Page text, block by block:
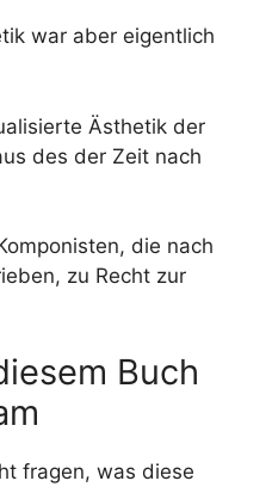
war aber eigentlich
Ästhetik der
des der Zeit nach
die nach
zu Recht zur
Buch
fragen, was diese